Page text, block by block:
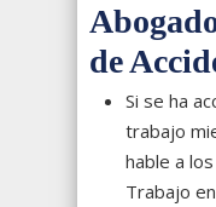
de
Si se ha
trabajo
hable a
Trabajo